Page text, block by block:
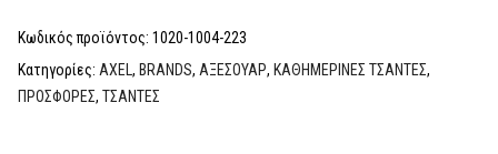
Κωδικός προϊόντος: 1020-1004-223
Κατηγορίες: AXEL , BRANDS, ΑΞΕΣΟΥΑΡ, ΚΑΘΗΜΕΡΙΝΕΣ ΤΣΑΝΤΕΣ,
ΠΡΟΣΦΟΡΕΣ, ΤΣΑΝΤΕΣ